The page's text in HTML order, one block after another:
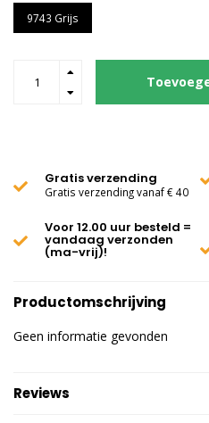
9743 Grijs
Gratis verzending
Gratis verzending vanaf € 40
Voor 12.00 uur besteld =
vandaag verzonden
(ma-vrij)!
Productomschrijving
Geen informatie gevonden
Reviews